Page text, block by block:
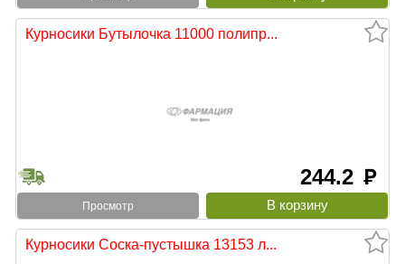
Курносики Бутылочка 11000 полипр...
244.2 руб
Просмотр
Курносики Соска-пустышка 13153 л...